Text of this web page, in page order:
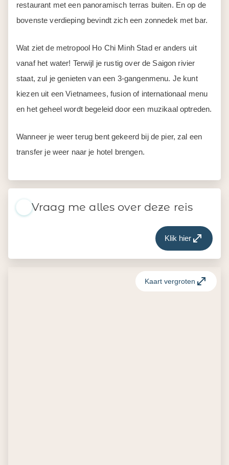
restaurant met een panoramisch terras buiten. En op de
bovenste verdieping bevindt zich een zonnedek met bar.
Wat ziet de metropool Ho Chi Minh Stad er anders uit
vanaf het water! Terwijl je rustig over de Saigon rivier
staat, zul je genieten van een 3-gangenmenu. Je kunt
kiezen uit een Vietnamees, fusion of internationaal menu
en het geheel wordt begeleid door een muzikaal optreden.
Wanneer je weer terug bent gekeerd bij de pier, zal een
transfer je weer naar je hotel brengen.
Vraag me alles over deze reis
Klik hier
Kaart vergroten